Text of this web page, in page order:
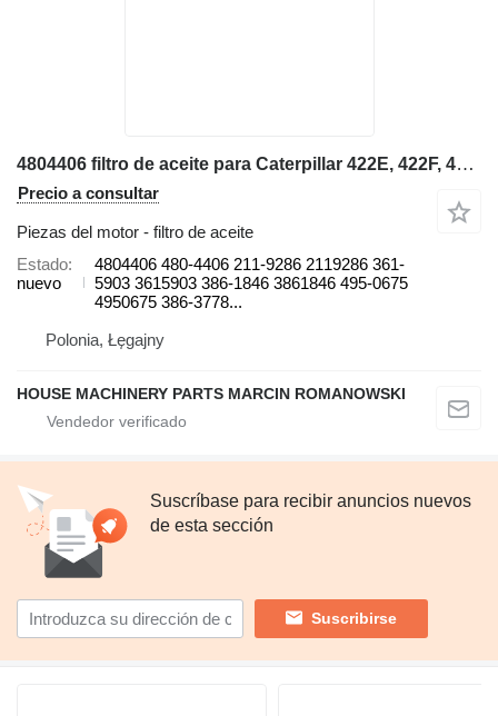
4804406 filtro de aceite para Caterpillar 422E, 422F, 428E, 428F, 432E, 432F, 434E, 434F, 442E, 444E, 444F retroexcavadora
Precio a consultar
Piezas del motor - filtro de aceite
Estado
nuevo
4804406 480-4406 211-9286 2119286 361-
5903 3615903 386-1846 3861846 495-0675
4950675 386-3778...
Polonia, Łęgajny
HOUSE MACHINERY PARTS MARCIN ROMANOWSKI
Suscríbase para recibir anuncios nuevos
de esta sección
Suscribirse